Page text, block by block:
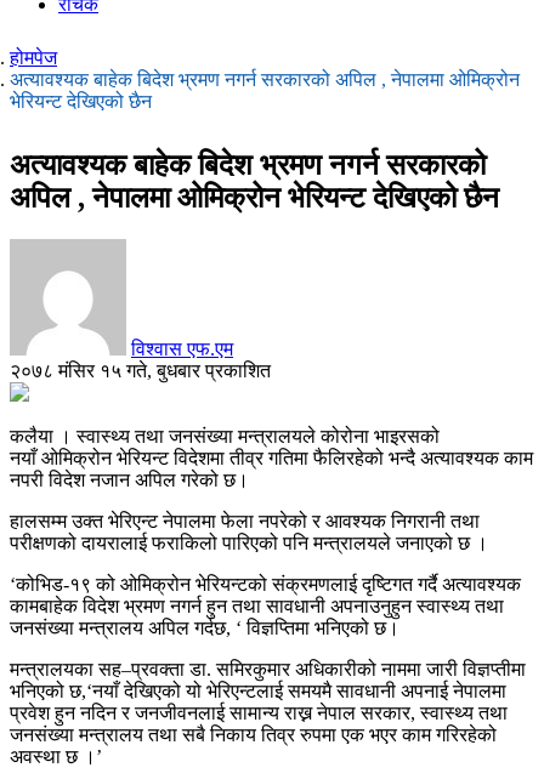
रोचक
होमपेज
अत्यावश्यक बाहेक बिदेश भ्रमण नगर्न सरकारको अपिल , नेपालमा ओमिक्रोन
भेरियन्ट देखिएको छैन
अत्यावश्यक बाहेक बिदेश भ्रमण नगर्न सरकारको
अपिल , नेपालमा ओमिक्रोन भेरियन्ट देखिएको छैन
विश्वास एफ.एम
२०७८ मंसिर १५ गते, बुधबार प्रकाशित
कलैया । स्वास्थ्य तथा जनसंख्या मन्त्रालयले कोरोना भाइरसको
नयाँ ओमिक्रोन भेरियन्ट विदेशमा तीव्र गतिमा फैलिरहेको भन्दै अत्यावश्यक काम
नपरी विदेश नजान अपिल गरेको छ।
हालसम्म उक्त भेरिएन्ट नेपालमा फेला नपरेको र आवश्यक निगरानी तथा
परीक्षणको दायरालाई फराकिलो पारिएको पनि मन्त्रालयले जनाएको छ ।
‘कोभिड-१९ को ओमिक्रोन भेरियन्टको संक्रमणलाई दृष्टिगत गर्दै अत्यावश्यक
कामबाहेक विदेश भ्रमण नगर्न हुन तथा सावधानी अपनाउनुहुन स्वास्थ्य तथा
जनसंख्या मन्त्रालय अपिल गर्दछ, ‘ विज्ञप्तिमा भनिएको छ।
मन्त्रालयका सह–प्रवक्ता डा. समिरकुमार अधिकारीको नाममा जारी विज्ञप्तीमा
भनिएको छ,‘नयाँ देखिएको यो भेरिएन्टलाई समयमै सावधानी अपनाई नेपालमा
प्रवेश हुन नदिन र जनजीवनलाई सामान्य राख्न नेपाल सरकार, स्वास्थ्य तथा
जनसंख्या मन्त्रालय तथा सबै निकाय तिव्र रुपमा एक भएर काम गरिरहेको
अवस्था छ ।’